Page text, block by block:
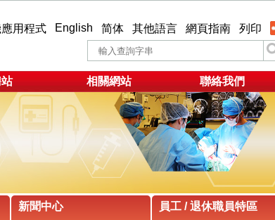
用程式 English 简体 其他語言 網頁指南 列印
相關網站 聯絡我們
新聞中心 員工 / 退休職員特區